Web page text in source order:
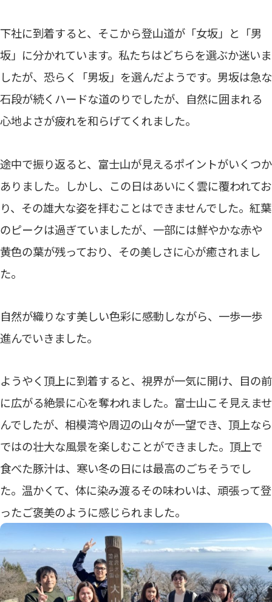
下社に到着すると、そこから登山道が「女坂」と「男
坂」に分かれています。私たちはどちらを選ぶか迷いま
したが、恐らく「男坂」を選んだようです。男坂は急な
石段が続くハードな道のりでしたが、自然に囲まれる
心地よさが疲れを和らげてくれました。
途中で振り返ると、富士山が見えるポイントがいくつか
ありました。しかし、この日はあいにく雲に覆われてお
り、その雄大な姿を拝むことはできませんでした。紅葉
のピークは過ぎていましたが、一部には鮮やかな赤や
黄色の葉が残っており、その美しさに心が癒されまし
た。
自然が織りなす美しい色彩に感動しながら、一歩一歩
進んでいきました。
ようやく頂上に到着すると、視界が一気に開け、目の前
に広がる絶景に心を奪われました。富士山こそ見えませ
んでしたが、相模湾や周辺の山々が一望でき、頂上なら
ではの壮大な風景を楽しむことができました。頂上で
食べた豚汁は、寒い冬の日には最高のごちそうでし
た。温かくて、体に染み渡るその味わいは、頑張って登
ったご褒美のように感じられました。